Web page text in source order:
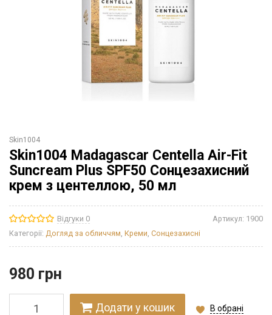
Skin1004
Skin1004 Madagascar Centella Air-Fit
Suncream Plus SPF50 Сонцезахисний
крем з центеллою, 50 мл
Відгуки 0 Артикул: 1900
Категорії: Догляд за обличчям, Креми, Сонцезахисні
980 грн
Додати у кошик В обрані